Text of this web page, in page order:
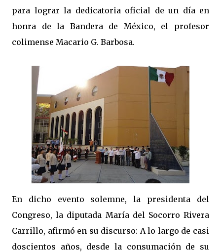
para lograr la dedicatoria oficial de un día en
honra de la Bandera de México, el profesor
colimense Macario G. Barbosa.
En dicho evento solemne, la presidenta del
Congreso, la diputada María del Socorro Rivera
Carrillo, afirmó en su discurso: A lo largo de casi
doscientos años, desde la consumación de su